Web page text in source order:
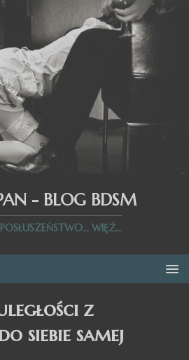
- BLOG BDSM
WIĘŹ...
z
siebie samej